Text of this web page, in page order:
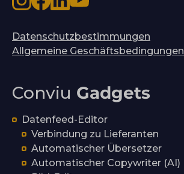
Datenschutzbestimmungen
Allgemeine Geschäftsbedingungen
Conviu Gadgets
Datenfeed-Editor
Verbindung zu Lieferanten
Automatischer Übersetzer
Automatischer Copywriter (AI)